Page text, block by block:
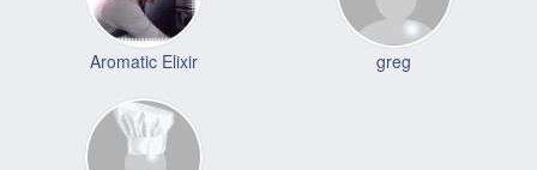
Aromatic Elixir greg